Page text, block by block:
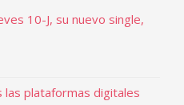
10-J, su nuevo single,
las plataformas digitales